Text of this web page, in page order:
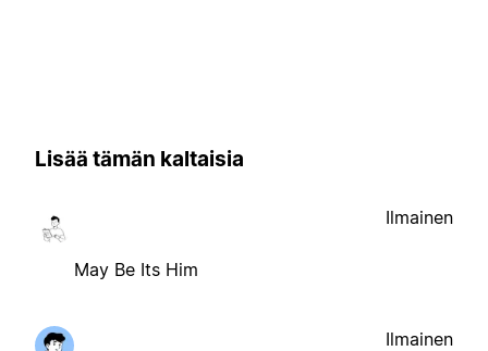
Lisää tämän kaltaisia
May Be Its Him
Ilmainen
Ilmainen